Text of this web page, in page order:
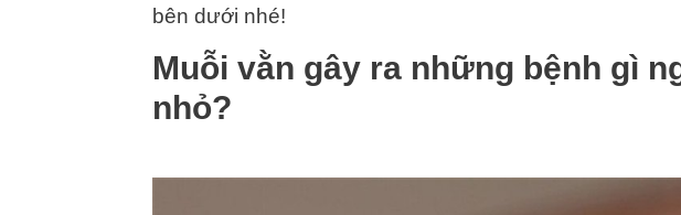
bên dưới nhé!
Muỗi vằn gây ra những bệnh gì
nhỏ?